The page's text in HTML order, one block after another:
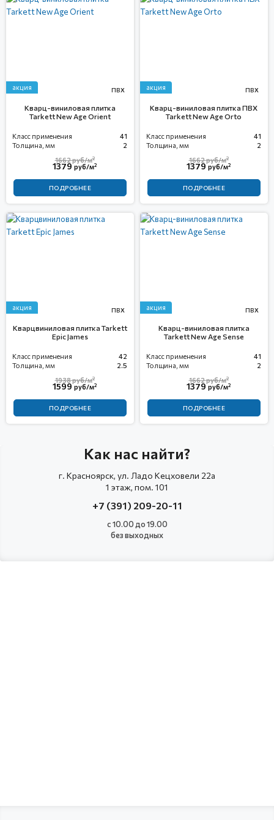
акция ПВХ
Кварц-виниловая плитка
Tarkett New Age Orient
Класс применения
41
Толщина, мм
2
1379руб/м2
1662руб/м2
ПОДРОБНЕЕ
акция ПВХ
Кварц-виниловая плитка ПВХ
Tarkett New Age Orto
Класс применения
41
Толщина, мм
2
1379руб/м2
1662руб/м2
ПОДРОБНЕЕ
акция ПВХ
Кварцвиниловая плитка Tarkett
Epic James
Класс применения
42
Толщина, мм
2.5
1599руб/м2
1938руб/м2
ПОДРОБНЕЕ
акция ПВХ
Кварц-виниловая плитка
Tarkett New Age Sense
Класс применения
41
Толщина, мм
2
1379руб/м2
1662руб/м2
ПОДРОБНЕЕ
Как нас найти?
г. Красноярск, ул. Ладо Кецховели 22а
1 этаж, пом. 101
+7 (391) 209-20-11
с 10.00 до 19.00
без выходных